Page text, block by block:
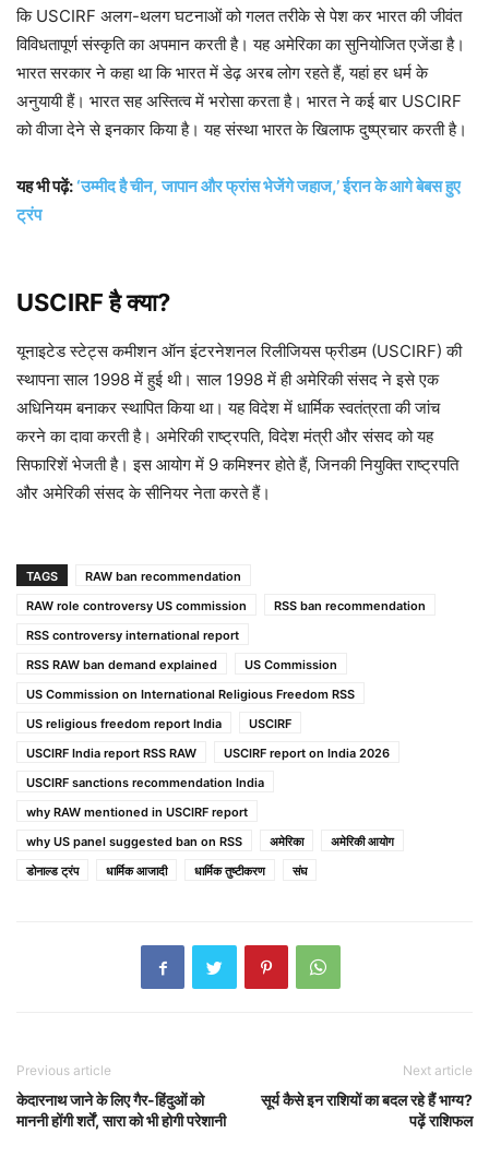
कि USCIRF अलग-थलग घटनाओं को गलत तरीके से पेश कर भारत की जीवंत
विविधतापूर्ण संस्कृति का अपमान करती है। यह अमेरिका का सुनियोजित एजेंडा है।
भारत सरकार ने कहा था कि भारत में डेढ़ अरब लोग रहते हैं, यहां हर धर्म के
अनुयायी हैं। भारत सह अस्तित्व में भरोसा करता है। भारत ने कई बार USCIRF
को वीजा देने से इनकार किया है। यह संस्था भारत के खिलाफ दुष्प्रचार करती है।
यह भी पढ़ें:‘उम्मीद है चीन, जापान और फ्रांस भेजेंगे जहाज,’ ईरान के आगे बेबस हुए
ट्रंप
USCIRF है क्या?
यूनाइटेड स्टेट्स कमीशन ऑन इंटरनेशनल रिलीजियस फ्रीडम (USCIRF) की
स्थापना साल 1998 में हुई थी। साल 1998 में ही अमेरिकी संसद ने इसे एक
अधिनियम बनाकर स्थापित किया था। यह विदेश में धार्मिक स्वतंत्रता की जांच
करने का दावा करती है। अमेरिकी राष्ट्रपति, विदेश मंत्री और संसद को यह
सिफारिशें भेजती है। इस आयोग में 9 कमिश्नर होते हैं, जिनकी नियुक्ति राष्ट्रपति
और अमेरिकी संसद के सीनियर नेता करते हैं।
TAGS
RAW ban recommendation
RAW role controversy US commission
RSS ban recommendation
RSS controversy international report
RSS RAW ban demand explained
US Commission
US Commission on International Religious Freedom RSS
US religious freedom report India
USCIRF
USCIRF India report RSS RAW
USCIRF report on India 2026
USCIRF sanctions recommendation India
why RAW mentioned in USCIRF report
why US panel suggested ban on RSS
अमेरिका
अमेरिकी आयोग
डोनाल्ड ट्रंप
धार्मिक आजादी धार्मिक तुष्टीकरण संघ
Previous article
केदारनाथ जाने के लिए गैर-हिंदुओं को
माननी होंगी शर्तें, सारा को भी होगी परेशानी
Next article
सूर्य कैसे इन राशियों का बदल रहे हैं भाग्य?
पढ़ें राशिफल